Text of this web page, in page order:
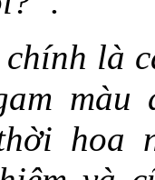
là
màu
hoa